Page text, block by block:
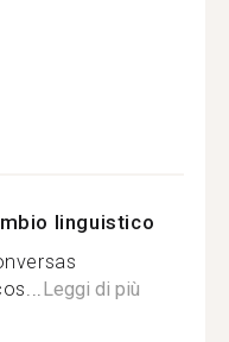
linguistico
Leggi di più